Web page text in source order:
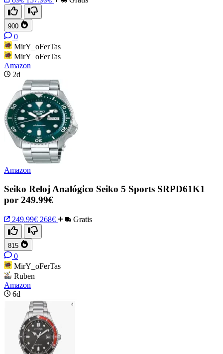
900
0
MirY_oFerTas
MirY_oFerTas
Amazon
2d
Amazon
Seiko Reloj Analógico Seiko 5 Sports SRPD61K1
por 249.99€
249.99€ 268€ Gratis
815
0
MirY_oFerTas
Ruben
Amazon
6d